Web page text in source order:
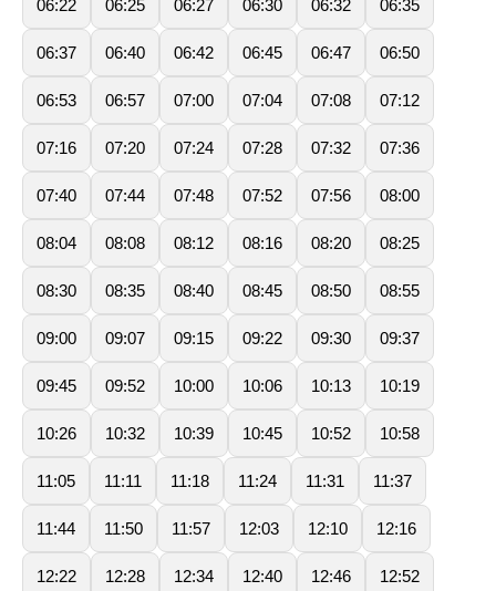
06:22 06:25 06:27 06:30 06:32 06:35
06:37 06:40 06:42 06:45 06:47 06:50
06:53 06:57 07:00 07:04 07:08 07:12
07:16 07:20 07:24 07:28 07:32 07:36
07:40 07:44 07:48 07:52 07:56 08:00
08:04 08:08 08:12 08:16 08:20 08:25
08:30 08:35 08:40 08:45 08:50 08:55
09:00 09:07 09:15 09:22 09:30 09:37
09:45 09:52 10:00 10:06 10:13 10:19
10:26 10:32 10:39 10:45 10:52 10:58
11:05 11:11 11:18 11:24 11:31 11:37
11:44 11:50 11:57 12:03 12:10 12:16
12:22 12:28 12:34 12:40 12:46 12:52